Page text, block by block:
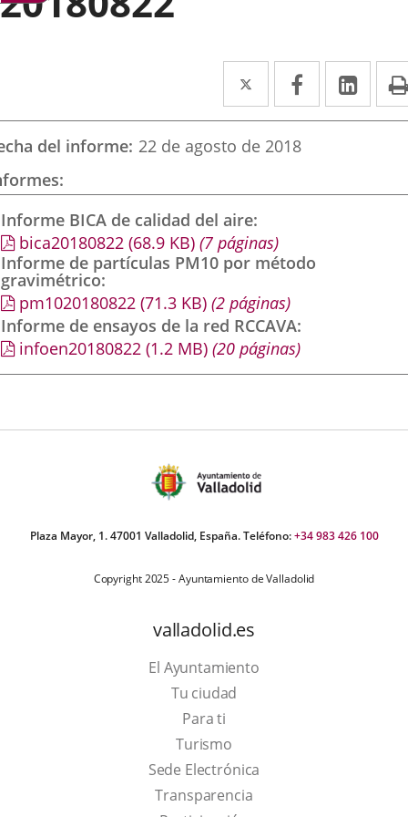
Twitter
Enlace
a
una
externa.
Facebook
Enlace
a
externa.
a
del informe 22 de agosto de 2018
Informe BICA de calidad del aire
bica20180822 (68.9 KB) (7 páginas)
Informe de partículas PM10 por método
gravimétrico
pm1020180822 (71.3 KB) (2 páginas)
Informe de ensayos de la red RCCAVA
infoen20180822 (1.2 MB) (20 páginas)
Plaza Mayor, 1. 47001 Valladolid, España. Teléfono:+34 983 426 100
Copyright 2025 - Ayuntamiento de Valladolid
valladolid.es
El Ayuntamiento
Tu ciudad
Para ti
TurismoThis
link
will
Sede Electrónica
Transparencia